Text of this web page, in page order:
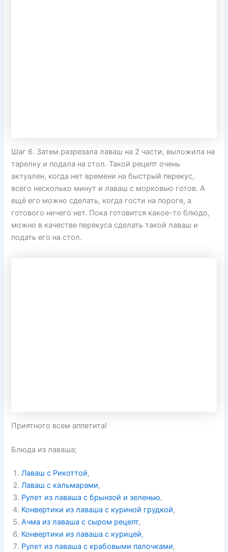
Шаг 6. Затем разрезала лаваш на 2 части, выложила на
тарелку и подала на стол. Такой рецепт очень
актуален, когда нет времени на быстрый перекус,
всего несколько минут и лаваш с морковью готов. А
ещё его можно сделать, когда гости на пороге, а
готового ничего нет. Пока готовится какое-то блюдо,
можно в качестве перекуса сделать такой лаваш и
подать его на стол.
Приятного всем аппетита!
Блюда из лаваша;
Лаваш с Рикоттой,
Лаваш с кальмарами,
Рулет из лаваша с брынзой и зеленью,
Конвертики из лаваша с куриной грудкой,
Ачма из лаваша с сыром рецепт,
Конвертики из лаваша с курицей,
Рулет из лаваша с крабовыми палочками,